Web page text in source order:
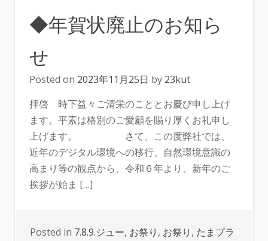
◆年賀状廃止のお知ら
せ
Posted on 2023年11月25日 by 23kut
拝啓 時下益々ご清栄のこととお慶び申し上げ
ます。平素は格別のご愛顧を賜り厚くお礼申し
上げます。 さて、この度弊社では、
近年のデジタル環境への移行、自然環境意識の
高まり等の観点から、令和６年より、新年のご
挨拶が始ま […]
Posted in 7.8.9.ジュー, お祭り , お祭り , たまプラ